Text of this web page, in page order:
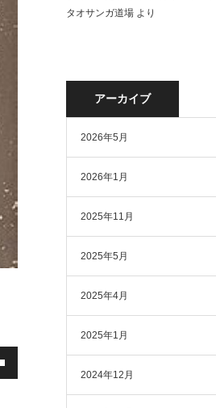
タオサンガ道場 より
アーカイブ
2026年5月
2026年1月
2025年11月
2025年5月
2025年4月
2025年1月
2024年12月